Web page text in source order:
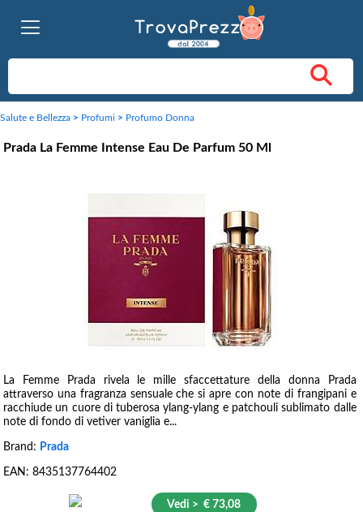
Salute e Bellezza > Profumi > Profumo Donna
Prada La Femme Intense Eau De Parfum 50 Ml
La Femme Prada rivela le mille sfaccettature della donna Prada
attraverso una fragranza sensuale che si apre con note di frangipani e
racchiude un cuore di tuberosa ylang-ylang e patchouli sublimato dalle
note di fondo di vetiver vaniglia e...
Brand: Prada
EAN: 8435137764402
Vedi > € 73,08